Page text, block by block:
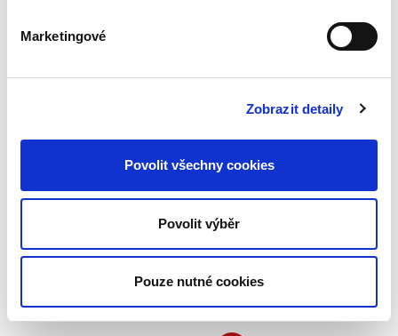
Marketingové
Zobrazit detaily
Povolit všechny cookies
Povolit výběr
Pouze nutné cookies
obchodním styku nabízí – v tuzemské literatuře
zaměstnance v
závislé práce se
zaměřením na
digitální platformy
Matěj Tkadlec